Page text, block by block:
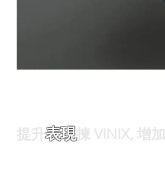
提升表現揀 VINIX, 增加